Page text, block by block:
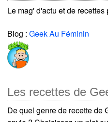
Le mag' d'actu et de
Blog : Geek Au Féminin
Les recettes de
De quel genre de recette de